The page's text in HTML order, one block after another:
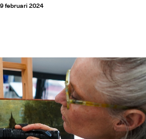
9februari 2024